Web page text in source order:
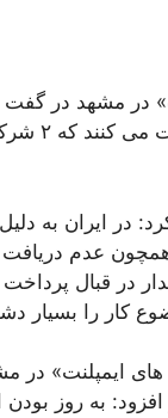
در مشهد در گفت
افزود: اکنون
در ایران به
عدم دریافت
در قبال پرداخت
کار را بسیار
ایمپلنت» در
به روز بودن